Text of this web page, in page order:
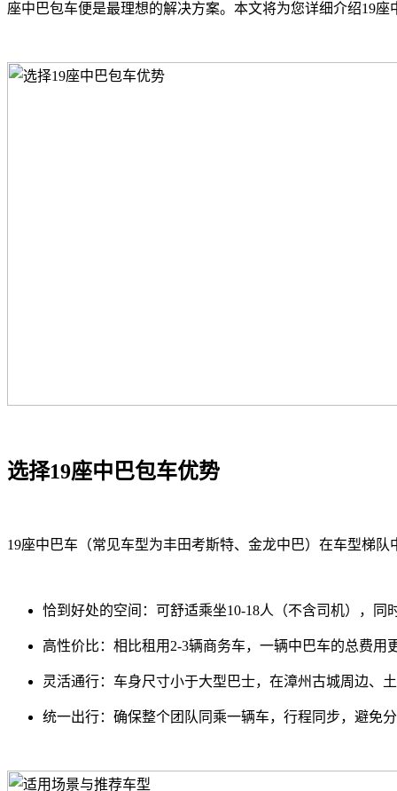
座中巴包车便是最理想的解决方案。本文将为您详细介绍19
选择19座中巴包车优势
19座中巴车（常见车型为丰田考斯特、金龙中巴）在车型梯
恰到好处的空间：可舒适乘坐10-18人（不含司机），同
高性价比：相比租用2-3辆商务车，一辆中巴车的总费用
灵活通行：车身尺寸小于大型巴士，在漳州古城周边、
统一出行：确保整个团队同乘一辆车，行程同步，避免